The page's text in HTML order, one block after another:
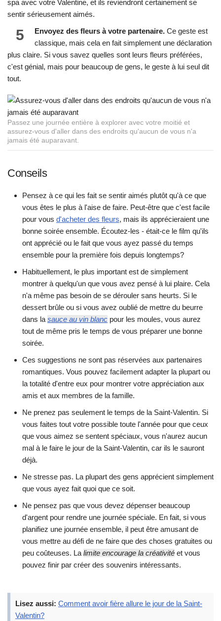
spa avec votre Valentine, et ils reviendront certainement se
sentir sérieusement aimés.
5 Envoyez des fleurs à votre partenaire. Ce geste est
classique, mais cela en fait simplement une déclaration
plus claire. Si vous savez quelles sont leurs fleurs préférées,
c'est génial, mais pour beaucoup de gens, le geste à lui seul dit
tout.
Passez une journée entière à explorer avec votre moitié et
assurez-vous d'aller dans des endroits qu'aucun de vous n'a
jamais été auparavant.
Conseils
Pensez à ce qui les fait se sentir aimés plutôt qu'à ce que
vous êtes le plus à l'aise de faire. Peut-être que c'est facile
pour vous d'acheter des fleurs, mais ils apprécieraient une
bonne soirée ensemble. Écoutez-les - était-ce le film qu'ils
ont apprécié ou le fait que vous ayez passé du temps
ensemble pour la première fois depuis longtemps?
Habituellement, le plus important est de simplement
montrer à quelqu'un que vous avez pensé à lui plaire. Cela
n'a même pas besoin de se dérouler sans heurts. Si le
dessert brûle ou si vous avez oublié de mettre du beurre
dans la sauce au vin blanc pour les moules, vous aurez
tout de même pris le temps de vous préparer une bonne
soirée.
Ces suggestions ne sont pas réservées aux partenaires
romantiques. Vous pouvez facilement adapter la plupart ou
la totalité d'entre eux pour montrer votre appréciation aux
amis et aux membres de la famille.
Ne prenez pas seulement le temps de la Saint-Valentin. Si
vous faites tout votre possible toute l'année pour que ceux
que vous aimez se sentent spéciaux, vous n'aurez aucun
mal à le faire le jour de la Saint-Valentin, car ils le sauront
déjà.
Ne stresse pas. La plupart des gens apprécient simplement
que vous ayez fait quoi que ce soit.
Ne pensez pas que vous devez dépenser beaucoup
d'argent pour rendre une journée spéciale. En fait, si vous
planifiez une journée ensemble, il peut être amusant de
vous mettre au défi de ne faire que des choses gratuites ou
peu coûteuses. La limite encourage la créativité et vous
pouvez finir par créer des souvenirs intéressants.
Lisez aussi: Comment avoir fière allure le jour de la Saint-
Valentin?